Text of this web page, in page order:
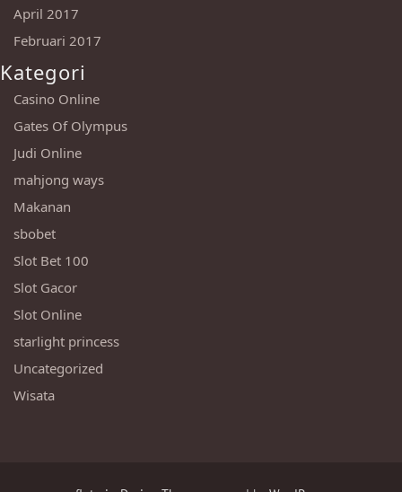
April 2017
Februari 2017
Kategori
Casino Online
Gates Of Olympus
Judi Online
mahjong ways
Makanan
sbobet
Slot Bet 100
Slot Gacor
Slot Online
starlight princess
Uncategorized
Wisata